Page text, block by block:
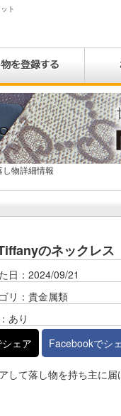
ト
し物詳細情報
のネックレス
日：2024/09/21
リ：貴金属類
あり
ェア
Facebookでシ
して落し物を持ち主に届